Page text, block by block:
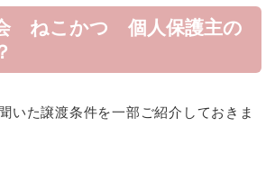
ねこかつ 個人保護主の
いた譲渡条件を一部ご紹介しておきま